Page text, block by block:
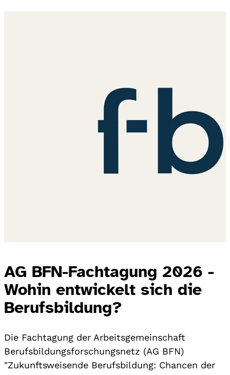
AG BFN-Fachtagung 2026 -
Wohin entwickelt sich die
Berufsbildung?
Die Fachtagung der Arbeitsgemeinschaft
Berufsbildungsforschungsnetz (AG BFN)
"Zukunftsweisende Berufsbildung: Chancen der